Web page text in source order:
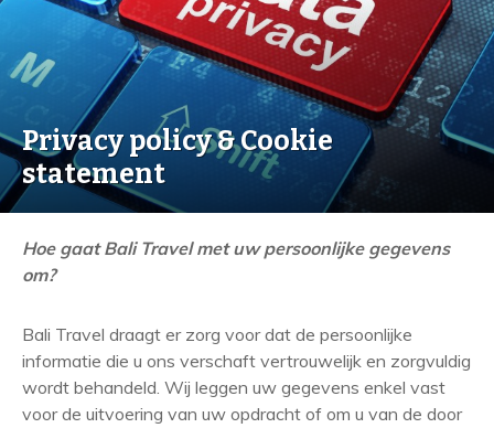
Privacy policy & Cookie
statement
Hoe gaat Bali Travel met uw persoonlijke gegevens
om?
Bali Travel draagt er zorg voor dat de persoonlijke
informatie die u ons verschaft vertrouwelijk en zorgvuldig
wordt behandeld. Wij leggen uw gegevens enkel vast
voor de uitvoering van uw opdracht of om u van de door